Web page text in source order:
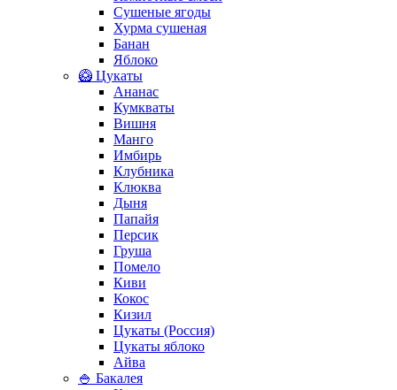
Сушеные ягоды
Хурма сушеная
Банан
Яблоко
🥝 Цукаты
Ананас
Кумкваты
Вишня
Манго
Имбирь
Клубника
Клюква
Дыня
Папайя
Персик
Груша
Помело
Киви
Кокос
Кизил
Цукаты (Россия)
Цукаты яблоко
Айва
🍚 Бакалея